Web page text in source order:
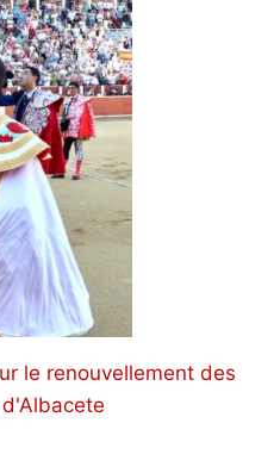
le renouvellement des